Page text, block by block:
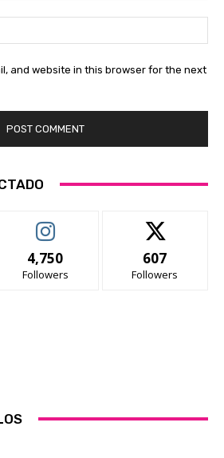
and website in this browser for the next
4,750
Followers
607
Followers